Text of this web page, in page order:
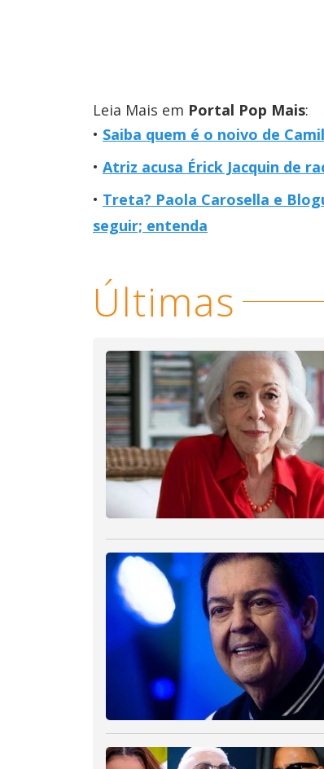
Leia Mais em Portal Pop Mais:
Saiba quem é o noivo de
Atriz acusa Érick Jacquin de
Treta? Paola Carosella e
seguir; entenda
Últimas